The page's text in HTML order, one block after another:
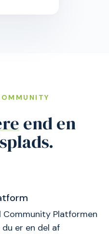
end en
Community Platformen
er en del af